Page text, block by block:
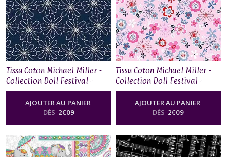
Tissu Coton Michael Miller -
Collection Doll Festival -
Needlepoint Flower
AJOUTER AU PANIER
DÈS 2€09
Tissu Coton Michael Miller -
Collection Doll Festival -
Festive Flowers
AJOUTER AU PANIER
DÈS 2€09